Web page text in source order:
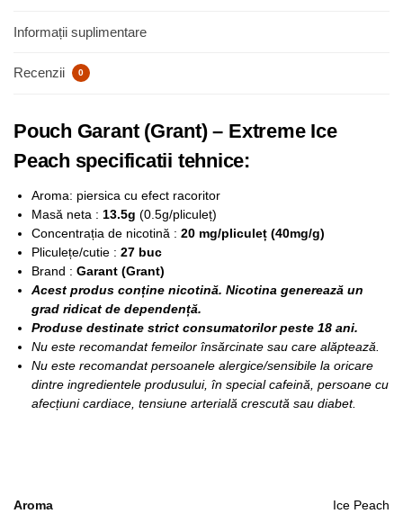
Informații suplimentare
Recenzii 0
Pouch Garant (Grant) – Extreme Ice
Peach specificatii tehnice:
Aroma: piersica cu efect racoritor
Masă neta : 13.5g (0.5g/pliculeț)
Concentrația de nicotină : 20 mg/pliculeț (40mg/g)
Pliculețe/cutie : 27 buc
Brand : Garant (Grant)
Acest produs conține nicotină. Nicotina generează un
grad ridicat de dependență.
Produse destinate strict consumatorilor peste 18 ani.
Nu este recomandat femeilor însărcinate sau care alăptează.
Nu este recomandat persoanele alergice/sensibile la oricare
dintre ingredientele produsului, în special cafeină, persoane cu
afecțiuni cardiace, tensiune arterială crescută sau diabet.
Aroma Ice Peach